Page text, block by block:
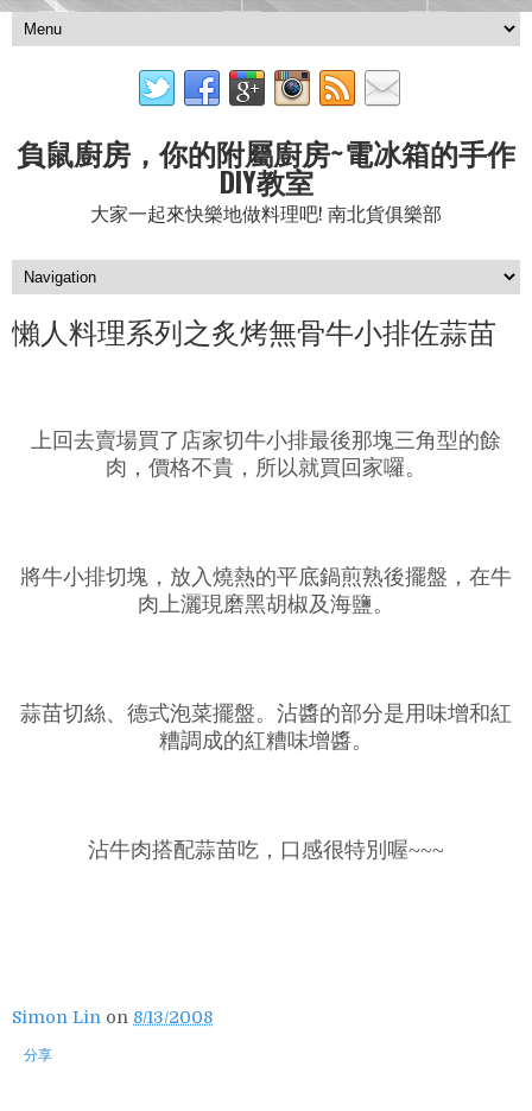
負鼠廚房，你的附屬廚房~電冰箱的手作
DIY教室
大家一起來快樂地做料理吧! 南北貨俱樂部
懶人料理系列之炙烤無骨牛小排佐蒜苗
上回去賣場買了店家切牛小排最後那塊三角型的餘
肉，價格不貴，所以就買回家囉。
將牛小排切塊，放入燒熱的平底鍋煎熟後擺盤，在牛
肉上灑現磨黑胡椒及海鹽。
蒜苗切絲、德式泡菜擺盤。沾醬的部分是用味增和紅
糟調成的紅糟味增醬。
沾牛肉搭配蒜苗吃，口感很特別喔~~~
Simon Lin on 8/13/2008
分享